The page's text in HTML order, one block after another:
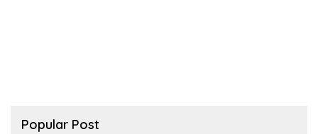
Popular Post